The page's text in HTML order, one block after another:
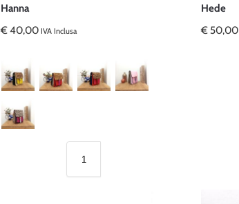
Hanna
€40,00 IVA Inclusa
Hede
€ 50,00